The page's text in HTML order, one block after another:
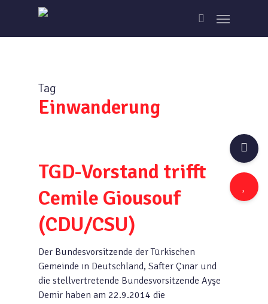
main
search
Menu
Tag
Einwanderung
TGD-Vorstand trifft
Cemile Giousouf
(CDU/CSU)
Der Bundesvorsitzende der Türkischen
Gemeinde ın Deutschland, Safter Çınar und
die stellvertretende Bundesvorsitzende Ayşe
Demir haben am 22.9.2014 die